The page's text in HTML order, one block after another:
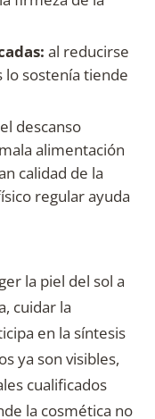
al reducirse
lo sostenía tiende
descanso
alimentación
calidad de la
regular ayuda
la piel del sol a
cuidar la
en la síntesis
ya son visibles,
cualificados
la cosmética no